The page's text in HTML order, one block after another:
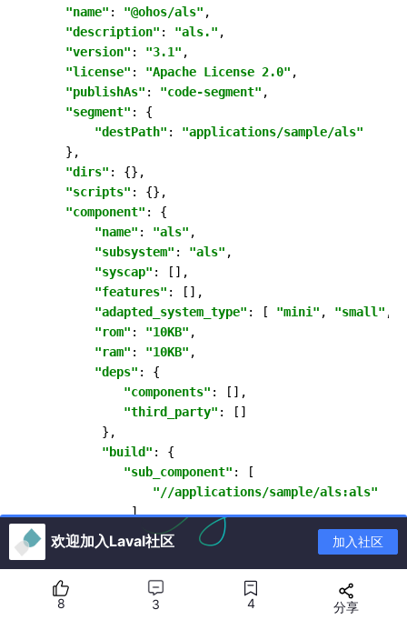
"name" : "@ohos/als" ,
"description" : "als." ,
"version" : "3.1" ,
"license" : "Apache License 2.0" ,
"publishAs" : "code-segment" ,
"segment" : {
"destPath" : "applications/sample/als"
    },
"dirs" : {},
"scripts" : {},
"component" : {
"name" : "als" ,
"subsystem" : "als" ,
"syscap" : [],
"features" : [],
"adapted_system_type" : [ "mini" , "small" ,
"rom" : "10KB" ,
"ram" : "10KB" ,
"deps" : {
"components" : [],
"third_party" : []
         },
"build" : {
"sub_component" : [
"//applications/sample/als:als"
             ],
"inner_kits"
: [],
"test": []
         }
    }
欢迎加入Laval社区 加入社区
8 4
3 分享